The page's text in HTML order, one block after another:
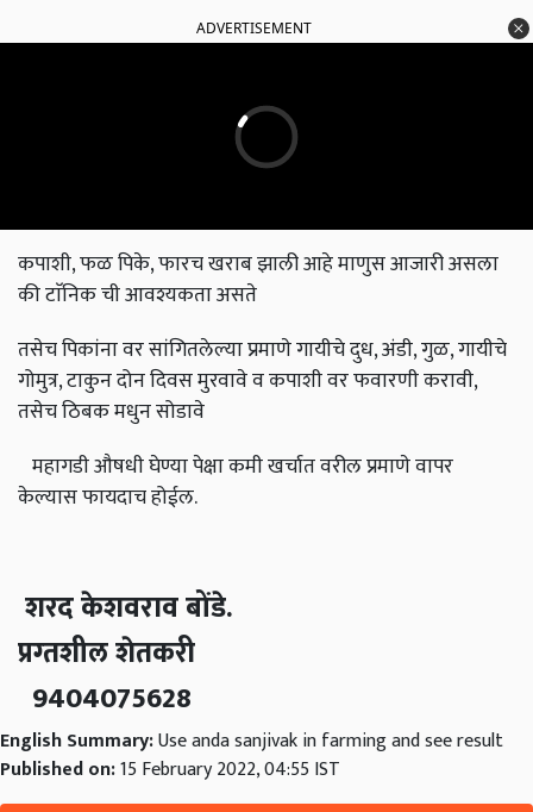
ADVERTISEMENT
कपाशी, फळ पिके, फारच खराब झाली आहे माणुस आजारी असला
की टाॅनिक ची आवश्यकता असते
तसेच पिकांना वर सांगितलेल्या प्रमाणे गायीचे दुध, अंडी, गुळ, गायीचे
गोमुत्र, टाकुन दोन दिवस मुरवावे व कपाशी वर फवारणी करावी,
तसेच ठिबक मधुन सोडावे
महागडी औषधी घेण्या पेक्षा कमी खर्चात वरील प्रमाणे वापर
केल्यास फायदाच होईल.
शरद केशवराव बोंडे.
प्रग्तशील शेतकरी
9404075628
English Summary:Use anda sanjivak in farming and see result
Published on:15 February 2022, 04:55 IST